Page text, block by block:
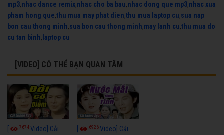
mp3,nhac dance remix,nhac cho ba bau,nhac dong que mp3,nhac xua
pham hong que,thu mua may phat dien,thu mua laptop cu,sua nap
bon cau thong minh,sua bon cau thong minh,may lanh cu,thu mua do
cu tan binh, laptop cu
[VIDEO] CÓ THỂ BẠN QUAN TÂM
7674Video] Cải
6926Video] Cải